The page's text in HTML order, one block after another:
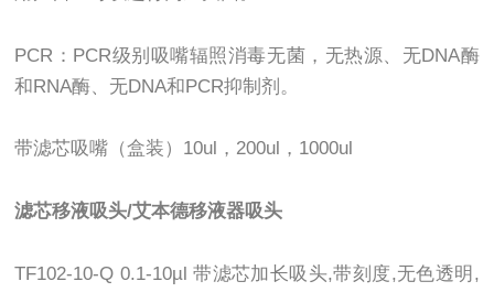
PCR：PCR级别吸嘴辐照消毒无菌，无热源、无DNA酶
和RNA酶、无DNA和PCR抑制剂。
带滤芯吸嘴（盒装）10ul，200ul，1000ul
滤芯移液吸头/艾本德移液器吸头
TF102-10-Q 0.1-10µl 带滤芯加长吸头,带刻度,无色透明,